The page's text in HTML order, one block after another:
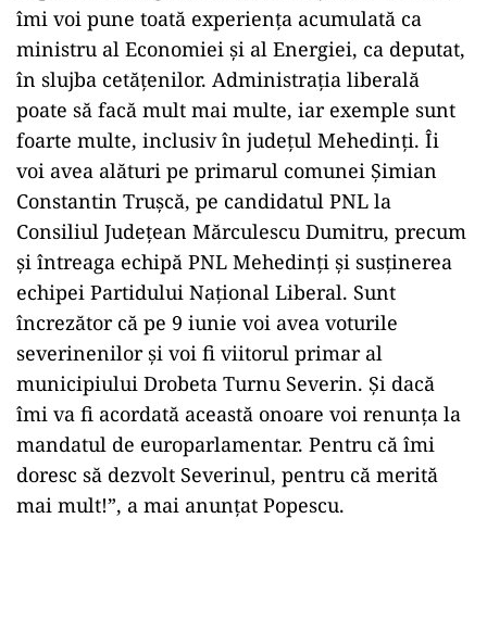
îmi voi pune toată experienţa acumulată ca
ministru al Economiei şi al Energiei, ca deputat,
în slujba cetăţenilor. Administraţia liberală
poate să facă mult mai multe, iar exemple sunt
foarte multe, inclusiv în judeţul Mehedinţi. Îi
voi avea alături pe primarul comunei Şimian
Constantin Truşcă, pe candidatul PNL la
Consiliul Judeţean Mărculescu Dumitru, precum
şi întreaga echipă PNL Mehedinţi şi susţinerea
echipei Partidului Naţional Liberal. Sunt
încrezător că pe 9 iunie voi avea voturile
severinenilor şi voi fi viitorul primar al
municipiului Drobeta Turnu Severin. Şi dacă
îmi va fi acordată această onoare voi renunţa la
mandatul de europarlamentar. Pentru că îmi
doresc să dezvolt Severinul, pentru că merită
mai mult!”, a mai anunţat Popescu.